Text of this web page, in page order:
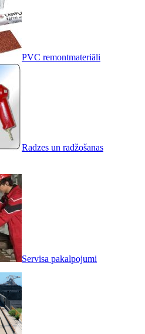
PVC remontmateriāli
Radzes un radžošanas
Servisa pakalpojumi